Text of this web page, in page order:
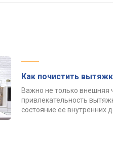
Как почистить
Важно не только внешняя
привлекательность
состояние ее внутренних